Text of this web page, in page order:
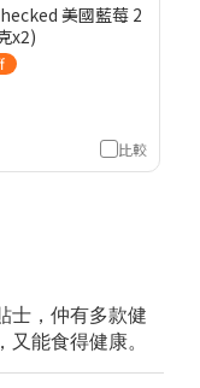
美國藍莓 2
x2)
比較
士，仲有多款健
能食得健康。